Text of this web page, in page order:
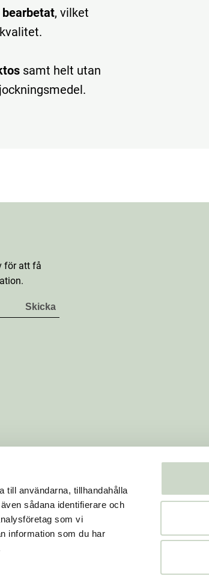
till användarna, tillhandahålla
sådana identifierare och
som vi
information som du har
, vilket
samt helt utan
för att få